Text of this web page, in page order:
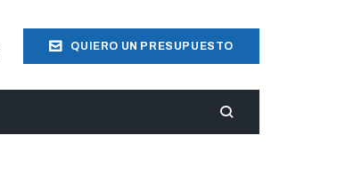
QUIERO UN PRESUPUESTO